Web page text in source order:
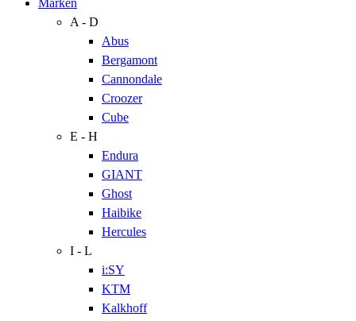
A - D
Abus
Bergamont
Cannondale
Croozer
Cube
E - H
Endura
GIANT
Ghost
Haibike
Hercules
I - L
i:SY
KTM
Kalkhoff